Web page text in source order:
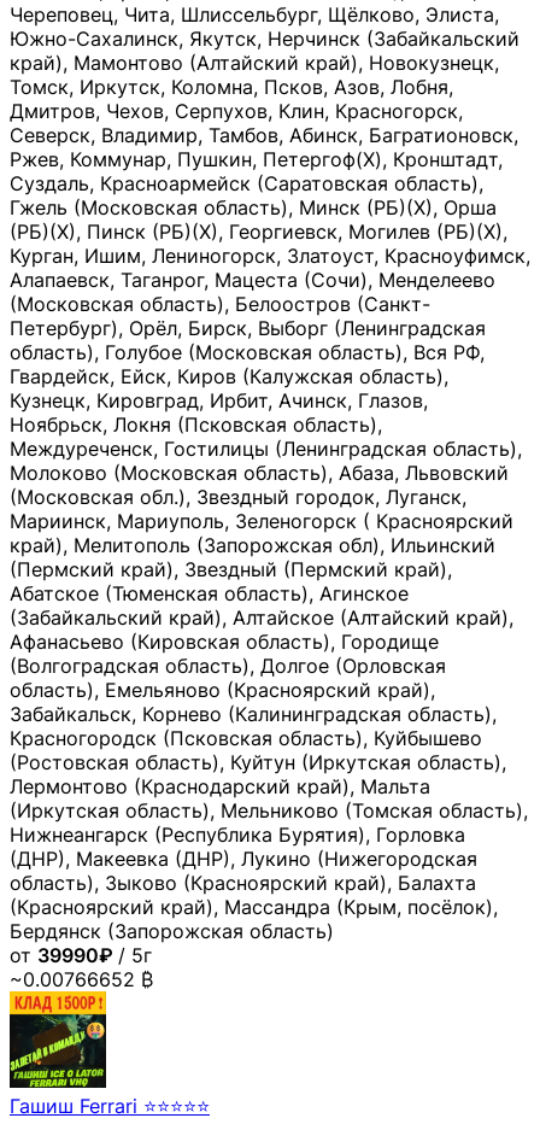
Череповец, Чита, Шлиссельбург, Щёлково, Элиста,
Южно-Сахалинск, Якутск, Нерчинск (Забайкальский
край), Мамонтово (Алтайский край), Новокузнецк,
Томск, Иркутск, Коломна, Псков, Азов, Лобня,
Дмитров, Чехов, Серпухов, Клин, Красногорск,
Северск, Владимир, Тамбов, Абинск, Багратионовск,
Ржев, Коммунар, Пушкин, Петергоф(Х), Кронштадт,
Суздаль, Красноармейск (Саратовская область),
Гжель (Московская область), Минск (РБ)(Х), Орша
(РБ)(Х), Пинск (РБ)(Х), Георгиевск, Могилев (РБ)(Х),
Курган, Ишим, Лениногорск, Златоуст, Красноуфимск,
Алапаевск, Таганрог, Мацеста (Сочи), Менделеево
(Московская область), Белоостров (Санкт-
Петербург), Орёл, Бирск, Выборг (Ленинградская
область), Голубое (Московская область), Вся РФ,
Гвардейск, Ейск, Киров (Калужская область),
Кузнецк, Кировград, Ирбит, Ачинск, Глазов,
Ноябрьск, Локня (Псковская область),
Междуреченск, Гостилицы (Ленинградская область),
Молоково (Московская область), Абаза, Львовский
(Московская обл.), Звездный городок, Луганск,
Мариинск, Мариуполь, Зеленогорск ( Красноярский
край), Мелитополь (Запорожская обл), Ильинский
(Пермский край), Звездный (Пермский край),
Абатское (Тюменская область), Агинское
(Забайкальский край), Алтайское (Алтайский край),
Афанасьево (Кировская область), Городище
(Волгоградская область), Долгое (Орловская
область), Емельяново (Красноярский край),
Забайкальск, Корнево (Калининградская область),
Красногородск (Псковская область), Куйбышево
(Ростовская область), Куйтун (Иркутская область),
Лермонтово (Краснодарский край), Мальта
(Иркутская область), Мельниково (Томская область),
Нижнеангарск (Республика Бурятия), Горловка
(ДНР), Макеевка (ДНР), Лукино (Нижегородская
область), Зыково (Красноярский край), Балахта
(Красноярский край), Массандра (Крым, посёлок),
Бердянск (Запорожская область)
от 39990₽ / 5г
~0.00766652 ₿
Гашиш Ferrari ⭐⭐⭐⭐⭐